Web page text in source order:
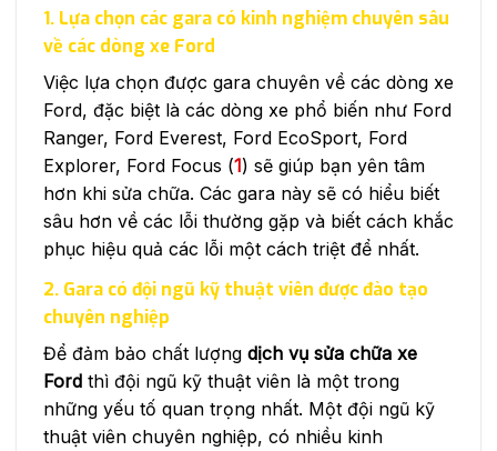
1. Lựa chọn các gara có kinh nghiệm chuyên sâu
về các dòng xe Ford
Việc lựa chọn được gara chuyên về các dòng xe
Ford, đặc biệt là các dòng xe phổ biến như Ford
Ranger, Ford Everest, Ford EcoSport, Ford
Explorer, Ford Focus (1) sẽ giúp bạn yên tâm
hơn khi sửa chữa. Các gara này sẽ có hiểu biết
sâu hơn về các lỗi thường gặp và biết cách khắc
phục hiệu quả các lỗi một cách triệt để nhất.
2. Gara có đội ngũ kỹ thuật viên được đào tạo
chuyên nghiệp
Để đảm bảo chất lượng dịch vụ sửa chữa xe
Ford thì đội ngũ kỹ thuật viên là một trong
những yếu tố quan trọng nhất. Một đội ngũ kỹ
thuật viên chuyên nghiệp, có nhiều kinh